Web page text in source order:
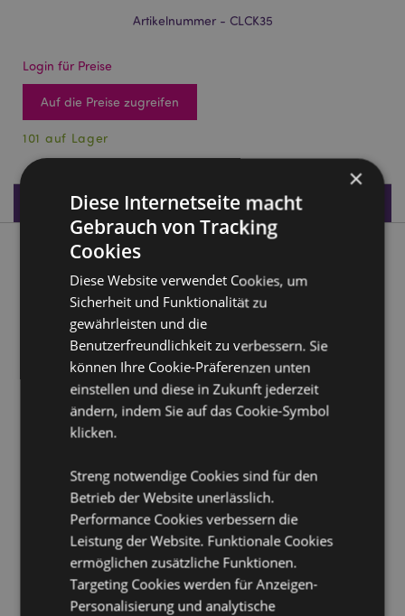
Artikelnummer - CLCK35
Login für Preise
Auf die Preise zugreifen
101 auf Lager
Produktdaten
Produktbeschreibung
Figurative Gitarre Wanduhr
Material:MDF
Batterie benötigt:
Batterie enthalten:Nein
Wandmontage:Ja
Möchten Sie mehr über den Einkauf bei Puckator
erfahren?Dann lesen Sie unserenLeitfaden für
Kundeninformationen.
Produktattribute
Höhe 50cm Breite 17cm Tiefe 3cm
×
Diese Internetseite macht
Gebrauch von Tracking
Cookies
Diese Website verwendet Cookies, um
Sicherheit und Funktionalität zu
gewährleisten und die
Benutzerfreundlichkeit zu verbessern. Sie
können Ihre Cookie-Präferenzen unten
einstellen und diese in Zukunft jederzeit
ändern, indem Sie auf das Cookie-Symbol
klicken.
Streng notwendige Cookies sind für den
Betrieb der Website unerlässlich.
Performance Cookies verbessern die
Leistung der Website. Funktionale Cookies
ermöglichen zusätzliche Funktionen.
Targeting Cookies werden für Anzeigen-
Personalisierung und analytische